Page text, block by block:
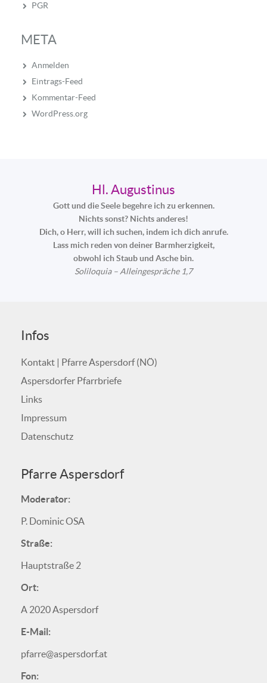
PGR
META
Anmelden
Eintrags-Feed
Kommentar-Feed
WordPress.org
Hl. Augustinus
Gott und die Seele begehre ich zu erkennen.
Nichts sonst? Nichts anderes!
Dich, o Herr, will ich suchen, indem ich dich anrufe.
Lass mich reden von deiner Barmherzigkeit,
obwohl ich Staub und Asche bin.
Soliloquia – Alleingespräche 1,7
Infos
Kontakt | Pfarre Aspersdorf (NÖ)
Aspersdorfer Pfarrbriefe
Links
Impressum
Datenschutz
Pfarre Aspersdorf
Moderator:
P. Dominic OSA
Straße:
Hauptstraße 2
Ort:
A 2020 Aspersdorf
E-Mail:
pfarre@aspersdorf.at
Fon: